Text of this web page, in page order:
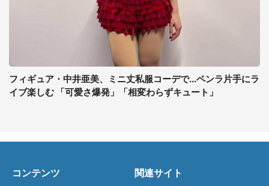
フィギュア・中井亜美、ミニ丈私服コーデで...ペンラ片手にラ
イブ楽しむ 「可愛さ爆発」「相変わらずキュート」
コンテンツ 関連サイト